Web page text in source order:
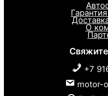
О
+7
motor-